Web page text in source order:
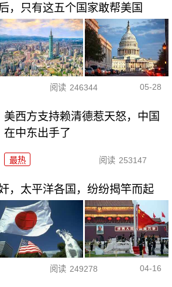
，只有这五个国家敢帮美国
阅读 246344 05-28
美西方支持赖清德惹天怒，中国
在中东出手了
最热 阅读 253147
，太平洋各国，纷纷揭竿而起
阅读 249278 04-16